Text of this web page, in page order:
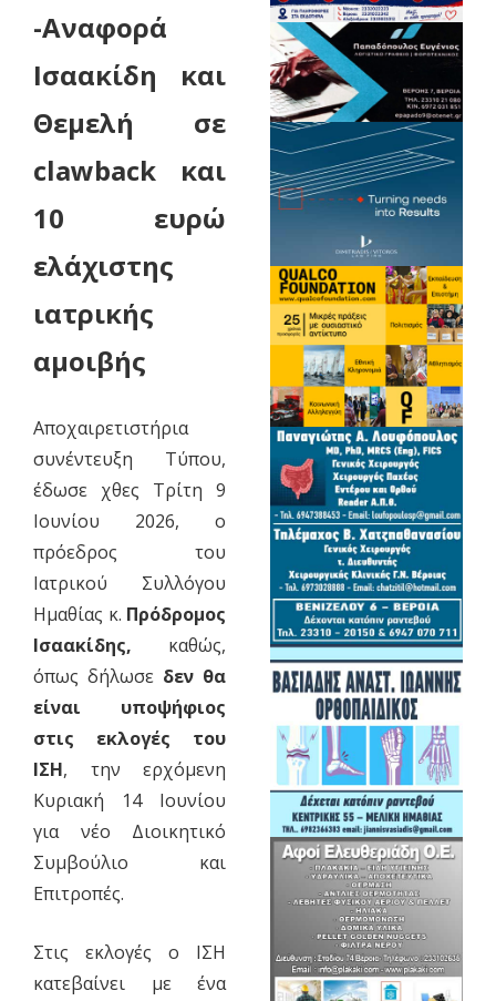
-Αναφορά
Ισαακίδη και
Θεμελή σε
clawback και
10 ευρώ
ελάχιστης
ιατρικής
αμοιβής
Αποχαιρετιστήρια
συνέντευξη Τύπου,
έδωσε χθες Τρίτη 9
Ιουνίου 2026, ο
πρόεδρος του
Ιατρικού Συλλόγου
Ημαθίας κ. Πρόδρομος
Ισαακίδης, καθώς,
όπως δήλωσεδεν θα
είναι υποψήφιος
στις εκλογές του
ΙΣΗ, την ερχόμενη
Κυριακή 14 Ιουνίου
για νέο Διοικητικό
Συμβούλιο και
Επιτροπές.
Στις εκλογές ο ΙΣΗ
κατεβαίνει με ένα